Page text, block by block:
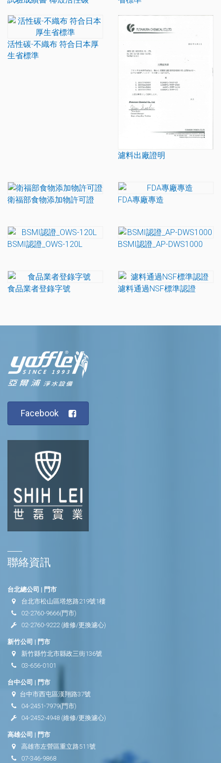
活性碳-不織布 符合日本厚
生省標準
濾料出廠證明
衛福部食物添加物許可證 FDA專廠專造
BSMI認證_OWS-120L BSMI認證_AP-DWS1000
食品業者登錄字號 濾料通過NSF標準認證
Facebook
聯絡資訊
台北總公司 | 門市
台北市松山區塔悠路219號1樓
02-2760-9666(門市)
02-2760-9222(維修/更換濾心)
新竹公司 | 門市
新竹縣竹北市縣政三街136號
03-656-0101
台中公司 | 門市
台中市西屯區漢翔路37號
04-2451-7979(門市)
04-2452-4948 (維修/更換濾心)
高雄公司 | 門市
高雄市左營區重立路511號
07-346-9868